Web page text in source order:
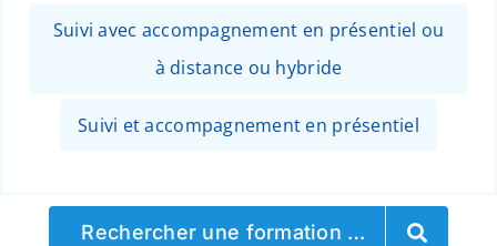
Suivi avec accompagnement en présentiel ou
à distance ou hybride
Suivi et accompagnement en présentiel
Rechercher une formation …